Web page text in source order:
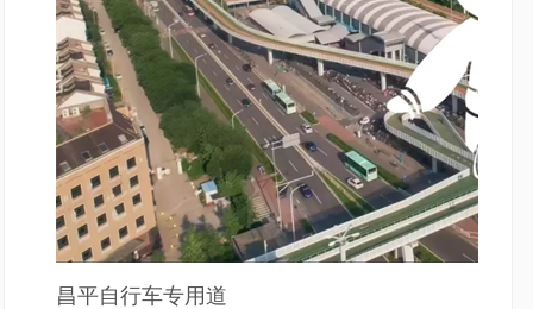
昌平自行车专用道